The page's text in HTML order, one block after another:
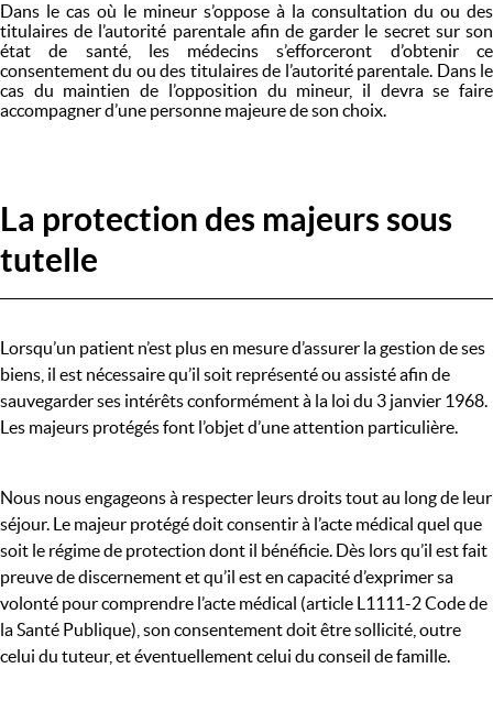
Dans le cas où le mineur s’oppose à la consultation du ou des
titulaires de l’autorité parentale afin de garder le secret sur son
état de santé, les médecins s’efforceront d’obtenir ce
consentement du ou des titulaires de l’autorité parentale. Dans le
cas du maintien de l’opposition du mineur, il devra se faire
accompagner d’une personne majeure de son choix.
La protection des majeurs sous
tutelle
Lorsqu’un patient n’est plus en mesure d’assurer la gestion de ses
biens, il est nécessaire qu’il soit représenté ou assisté afin de
sauvegarder ses intérêts conformément à la loi du 3 janvier 1968.
Les majeurs protégés font l’objet d’une attention particulière.
Nous nous engageons à respecter leurs droits tout au long de leur
séjour. Le majeur protégé doit consentir à l’acte médical quel que
soit le régime de protection dont il bénéficie. Dès lors qu’il est fait
preuve de discernement et qu’il est en capacité d’exprimer sa
volonté pour comprendre l’acte médical (article L1111-2 Code de
la Santé Publique), son consentement doit être sollicité, outre
celui du tuteur, et éventuellement celui du conseil de famille.